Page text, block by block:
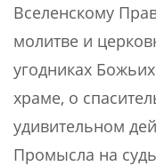
Вселенскому
молитве и
угодниках
храме, о
удивительном
Промысла на